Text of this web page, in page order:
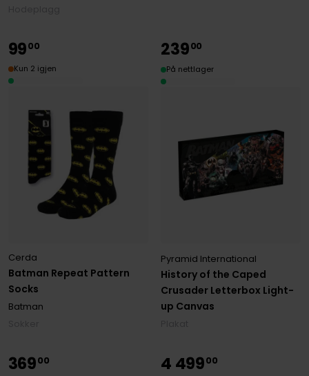
Batman Repeat Pattern
Socks
Cerda
Batman
9900
Kun 2 igjen
History of the Caped
Crusader Letterbox Light-
up Canvas
Pyramid International
23900
På nettlager
36900 4 49900